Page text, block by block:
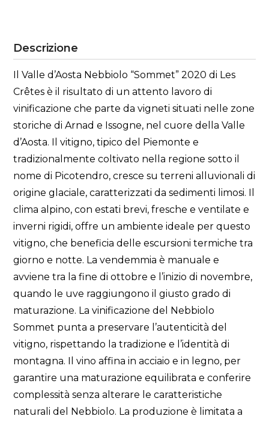
Descrizione
Il Valle d’Aosta Nebbiolo “Sommet” 2020 di Les
Crêtes è il risultato di un attento lavoro di
vinificazione che parte da vigneti situati nelle zone
storiche di Arnad e Issogne, nel cuore della Valle
d’Aosta. Il vitigno, tipico del Piemonte e
tradizionalmente coltivato nella regione sotto il
nome di Picotendro, cresce su terreni alluvionali di
origine glaciale, caratterizzati da sedimenti limosi. Il
clima alpino, con estati brevi, fresche e ventilate e
inverni rigidi, offre un ambiente ideale per questo
vitigno, che beneficia delle escursioni termiche tra
giorno e notte. La vendemmia è manuale e
avviene tra la fine di ottobre e l’inizio di novembre,
quando le uve raggiungono il giusto grado di
maturazione. La vinificazione del Nebbiolo
Sommet punta a preservare l’autenticità del
vitigno, rispettando la tradizione e l’identità di
montagna. Il vino affina in acciaio e in legno, per
garantire una maturazione equilibrata e conferire
complessità senza alterare le caratteristiche
naturali del Nebbiolo. La produzione è limitata a